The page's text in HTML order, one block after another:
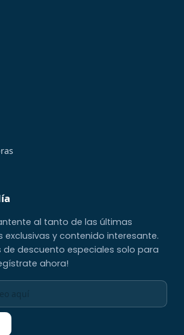
al tanto de las últimas
exclusivas y contenido interesante.
de descuento especiales solo para
ahora!